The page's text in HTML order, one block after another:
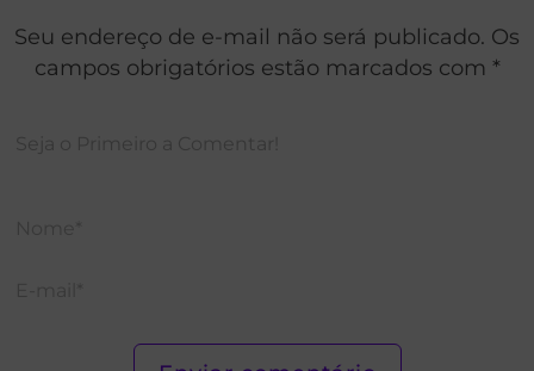
Seu endereço de e-mail não será publicado. Os
campos obrigatórios estão marcados com *